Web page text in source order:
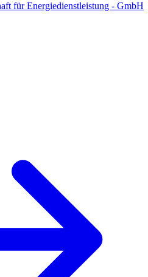
für Energiedienstleistung - GmbH